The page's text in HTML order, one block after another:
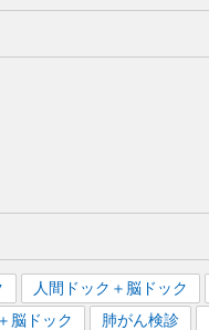
人間ドック＋脳ドック
脳ドック 肺がん検診